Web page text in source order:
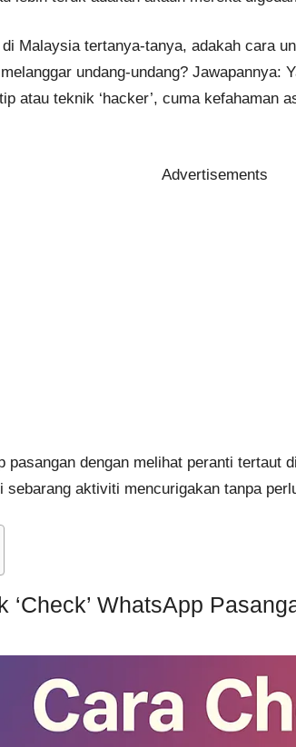
Malaysia tertanya-tanya, adakah cara
undang-undang? Jawapannya:
atau teknik ‘hacker’, cuma kefahaman
Advertisements
pasangan dengan melihat peranti tertaut
aktiviti mencurigakan tanpa
‘Check’ WhatsApp